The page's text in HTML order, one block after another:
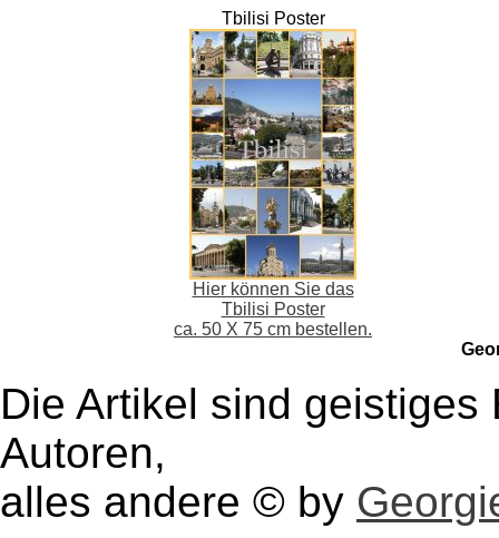
Tbilisi Poster
Hier können Sie das
Tbilisi Poster
ca. 50 X 75 cm bestellen.
Die Artikel sind
Autoren,
alles andere © by